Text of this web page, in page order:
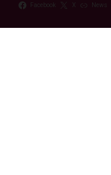
Facebook X News